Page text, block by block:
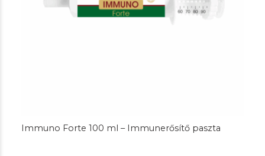
Immuno Forte 100 ml – Immunerősítő paszta